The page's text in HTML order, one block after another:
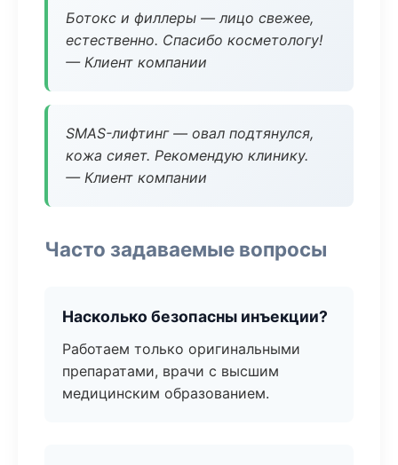
Ботокс и филлеры — лицо свежее,
естественно. Спасибо косметологу!
— Клиент компании
SMAS-лифтинг — овал подтянулся,
кожа сияет. Рекомендую клинику.
— Клиент компании
Часто задаваемые вопросы
Насколько безопасны инъекции?
Работаем только оригинальными
препаратами, врачи с высшим
медицинским образованием.